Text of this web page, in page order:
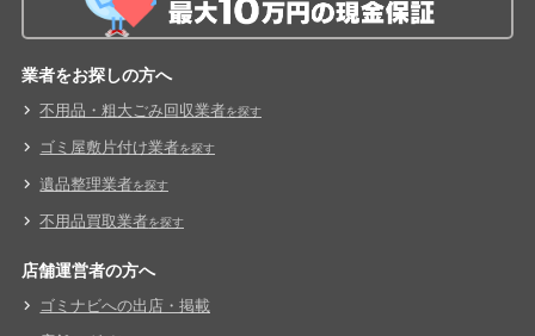
業者をお探しの方へ
不用品・粗大ごみ回収業者を探す
ゴミ屋敷片付け業者を探す
遺品整理業者を探す
不用品買取業者を探す
店舗運営者の方へ
ゴミナビへの出店・掲載